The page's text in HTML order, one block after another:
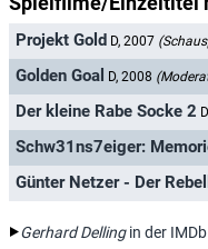
Projekt Gold D, 2007
Golden Goal D, 2008
Der kleine Rabe Socke 2
Schw31ns7eiger:
Günter Netzer - Der
Gerhard Dellingin der